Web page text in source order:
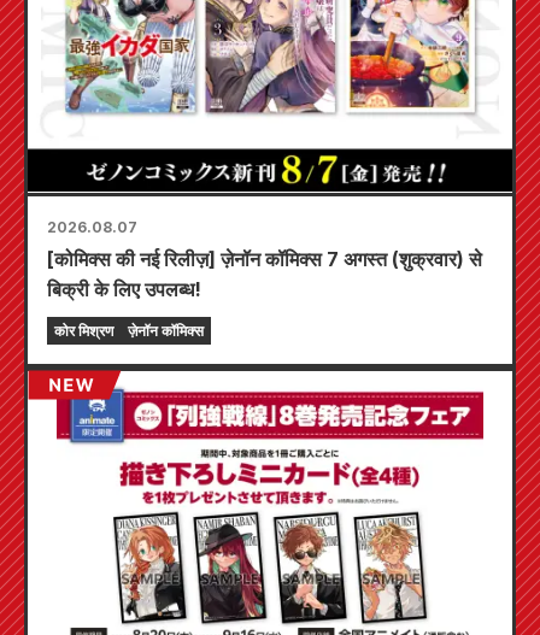
2026.08.07
[कोमिक्स की नई रिलीज़] ज़ेनॉन कॉमिक्स 7 अगस्त (शुक्रवार) से
बिक्री के लिए उपलब्ध!
कोर मिश्रण ज़ेनॉन कॉमिक्स